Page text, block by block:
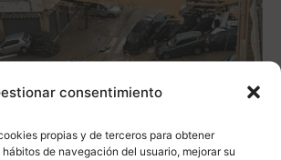
consentimiento
propias y de terceros para obtener
de navegación del usuario, mejorar su